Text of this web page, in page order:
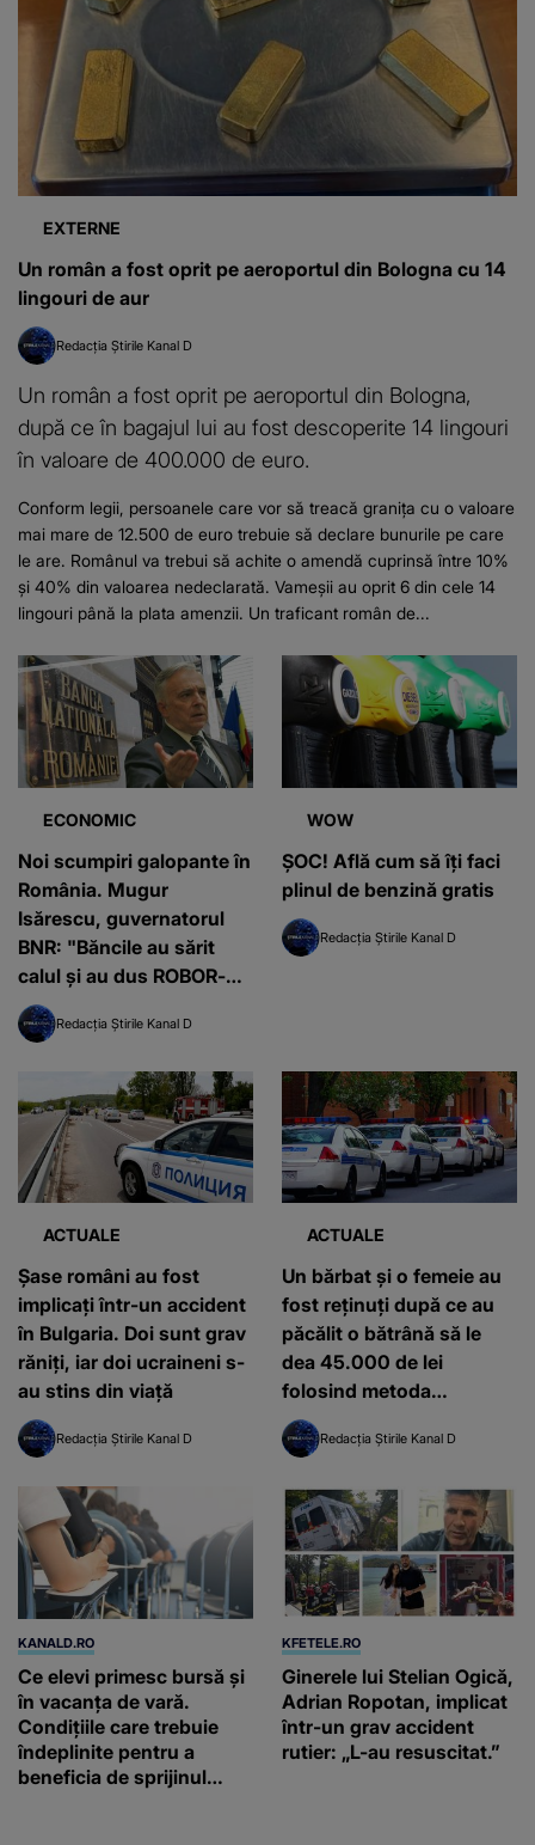
EXTERNE
Un român a fost oprit pe aeroportul din Bologna cu 14
lingouri de aur
Redacția Știrile Kanal D
Un român a fost oprit pe aeroportul din Bologna,
după ce în bagajul lui au fost descoperite 14 lingouri
în valoare de 400.000 de euro.
Conform legii, persoanele care vor să treacă granița cu o valoare
mai mare de 12.500 de euro trebuie să declare bunurile pe care
le are. Românul va trebui să achite o amendă cuprinsă între 10%
și 40% din valoarea nedeclarată. Vameșii au oprit 6 din cele 14
lingouri până la plata amenzii. Un traficant român de...
ECONOMIC
Noi scumpiri galopante în
România. Mugur
Isărescu, guvernatorul
BNR: "Băncile au sărit
calul și au dus ROBOR-ul
peste dobânda-cheie"
Redacția Știrile Kanal D
WOW
ȘOC! Află cum să îți faci
plinul de benzină gratis
Redacția Știrile Kanal D
ACTUALE
Șase români au fost
implicați într-un accident
în Bulgaria. Doi sunt grav
răniți, iar doi ucraineni s-
au stins din viață
Redacția Știrile Kanal D
ACTUALE
Un bărbat și o femeie au
fost reținuți după ce au
păcălit o bătrână să le
dea 45.000 de lei
folosind metoda
accidentul
Redacția Știrile Kanal D
KANALD.RO
Ce elevi primesc bursă și
în vacanța de vară.
Condițiile care trebuie
îndeplinite pentru a
beneficia de sprijinul
KFETELE.RO
Ginerele lui Stelian Ogică,
Adrian Ropotan, implicat
într-un grav accident
rutier: „L-au resuscitat.”